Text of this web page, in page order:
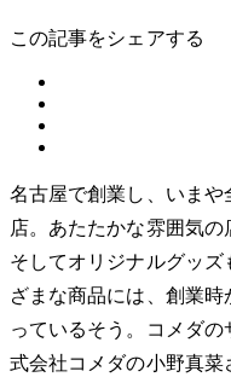
この記事をシェアする
名古屋で創業し、いま
店。あたたかな雰囲気の
そしてオリジナルグッズ
ざまな商品には、創業
っているそう。コメダ
式会社コメダの小野真菜